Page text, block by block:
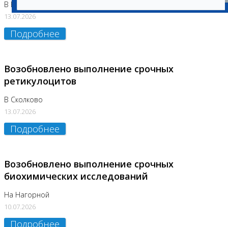
В Бутово
13.07.2026
Подробнее
Возобновлено выполнение срочных
ретикулоцитов
В Сколково
13.07.2026
Подробнее
Возобновлено выполнение срочных
биохимических исследований
На Нагорной
10.07.2026
Подробнее